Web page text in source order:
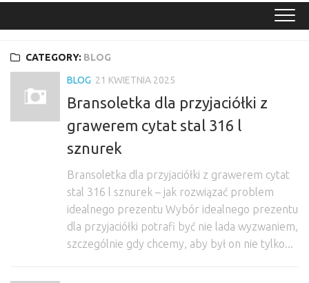
CATEGORY: BLOG
BLOG 21 KWIETNIA 2025
Bransoletka dla przyjaciółki z
grawerem cytat stal 316 l
sznurek
Bransoletka dla przyjaciółki z grawerem cytat
stal 316 l sznurek – jak rozwiązać problem
idealnego prezentu Wybór idealnego prezentu
dla przyjaciółki potrafi być nie lada wyzwaniem,
szczególnie gdy chcemy, aby był on nie tylko...